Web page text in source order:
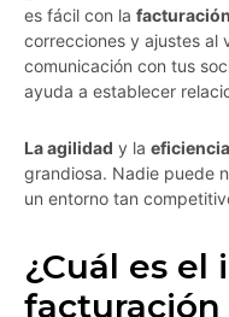
es fácil con la
correcciones y ajustes al
comunicación con tus
ayuda a establecer
La agilidad y la eficiencia
grandiosa. Nadie puede
un entorno tan
¿Cuál es el